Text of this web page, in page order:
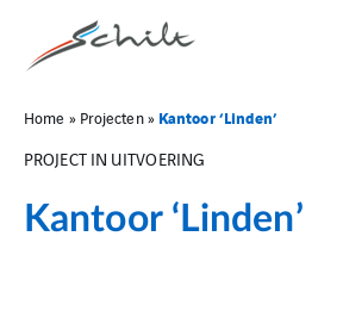
Home » Projecten» Kantoor ‘Linden’
PROJECT IN UITVOERING
Kantoor ‘Linden’